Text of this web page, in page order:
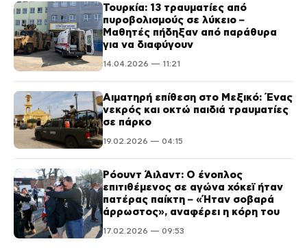
Τουρκία: 13 τραυματίες από
πυροβολισμούς σε λύκειο –
Μαθητές πήδηξαν από παράθυρα
για να διαφύγουν
14.04.2026 — 11:21
Αιματηρή επίθεση στο Μεξικό: Ένας
νεκρός και οκτώ παιδιά τραυματίες
σε πάρκο
19.02.2026 — 04:15
Ρόουντ Άιλαντ: Ο ένοπλος
επιτιθέμενος σε αγώνα χόκεϊ ήταν
πατέρας παίκτη – «Ήταν σοβαρά
άρρωστος», αναφέρει η κόρη του
17.02.2026 — 09:53